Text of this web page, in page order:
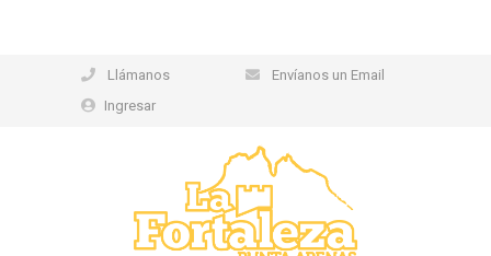
Llámanos
Envíanos un Email
Ingresar